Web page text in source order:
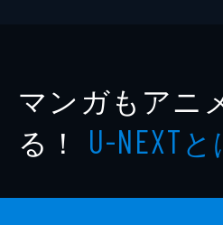
マンガもアニ
る！ U-NEXTと